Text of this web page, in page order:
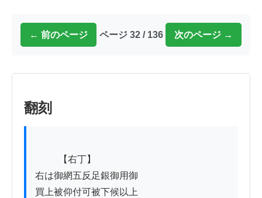
← 前のページ ページ 32 / 136 次のページ →
翻刻
右は御網五反足銀御用御
買上被仰付可被下候以上